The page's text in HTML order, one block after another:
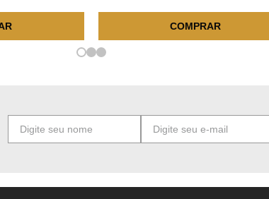
COMPRAR